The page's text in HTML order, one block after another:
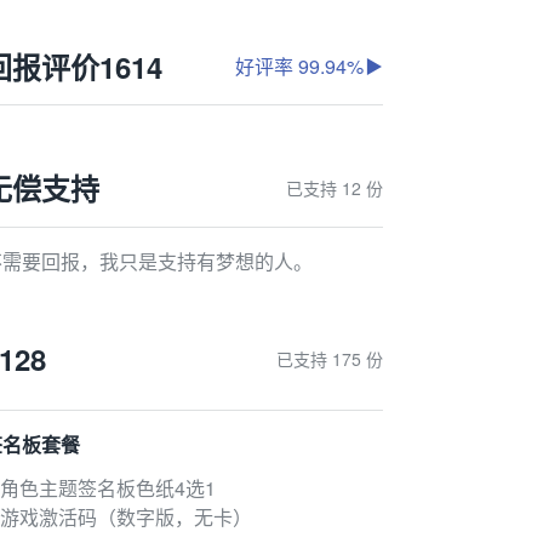
报评价1614 好评率 99.94%
偿支持 已支持 12 份
要回报，我只是支持有梦想的人。
已支持 175 份
板套餐
色主题签名板色纸4选1
戏激活码（数字版，无卡）